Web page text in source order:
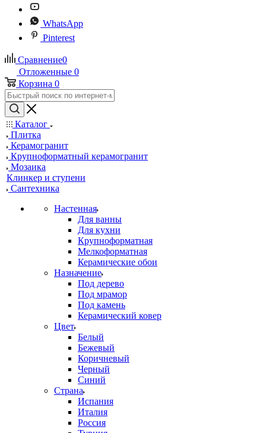
WhatsApp
Pinterest
Сравнение0
Отложенные 0
Корзина 0
Каталог
Плитка
Керамогранит
Крупноформатный керамогранит
Мозаика
Клинкер и ступени
Сантехника
Настенная
Для ванны
Для кухни
Крупноформатная
Мелкоформатная
Керамические обои
Назначение
Под дерево
Под мрамор
Под камень
Керамический ковер
Цвет
Белый
Бежевый
Коричневый
Черный
Синий
Страна
Испания
Италия
Россия